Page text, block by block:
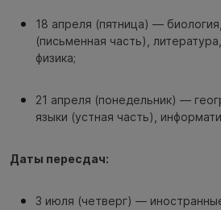
18 апреля (пятница) —
(письменная часть),
физика;
21 апреля (понедельник) —
языки (устная часть),
Даты пересдач:
3 июля (четверг) —